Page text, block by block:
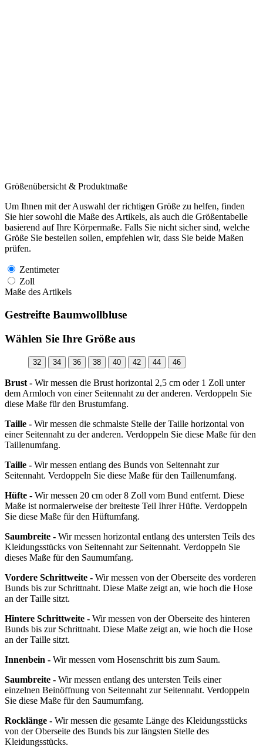
Größenübersicht & Produktmaße
Um Ihnen mit der Auswahl der richtigen Größe zu helfen, finden
Sie hier sowohl die Maße des Artikels, als auch die Größentabelle
basierend auf Ihre Körpermaße. Falls Sie nicht sicher sind, welche
Größe Sie bestellen sollen, empfehlen wir, dass Sie beide Maßen
prüfen.
Zentimeter
Zoll
Maße des Artikels
Gestreifte Baumwollbluse
Wählen Sie Ihre Größe aus
32 34 36 38 40 42 44 46
Brust - Wir messen die Brust horizontal 2,5 cm oder 1 Zoll unter
dem Armloch von einer Seitennaht zu der anderen. Verdoppeln Sie
diese Maße für den Brustumfang.
Taille - Wir messen die schmalste Stelle der Taille horizontal von
einer Seitennaht zu der anderen. Verdoppeln Sie diese Maße für den
Taillenumfang.
Taille - Wir messen entlang des Bunds von Seitennaht zur
Seitennaht. Verdoppeln Sie diese Maße für den Taillenumfang.
Hüfte - Wir messen 20 cm oder 8 Zoll vom Bund entfernt. Diese
Maße ist normalerweise der breiteste Teil Ihrer Hüfte. Verdoppeln
Sie diese Maße für den Hüftumfang.
Saumbreite - Wir messen horizontal entlang des untersten Teils des
Kleidungsstücks von Seitennaht zur Seitennaht. Verdoppeln Sie
dieses Maße für den Saumumfang.
Vordere Schrittweite - Wir messen von der Oberseite des vorderen
Bunds bis zur Schrittnaht. Diese Maße zeigt an, wie hoch die Hose
an der Taille sitzt.
Hintere Schrittweite - Wir messen von der Oberseite des hinteren
Bunds bis zur Schrittnaht. Diese Maße zeigt an, wie hoch die Hose
an der Taille sitzt.
Innenbein - Wir messen vom Hosenschritt bis zum Saum.
Saumbreite - Wir messen entlang des untersten Teils einer
einzelnen Beinöffnung von Seitennaht zur Seitennaht. Verdoppeln
Sie diese Maße für den Saumumfang.
Rocklänge - Wir messen die gesamte Länge des Kleidungsstücks
von der Oberseite des Bunds bis zur längsten Stelle des
Kleidungsstücks.